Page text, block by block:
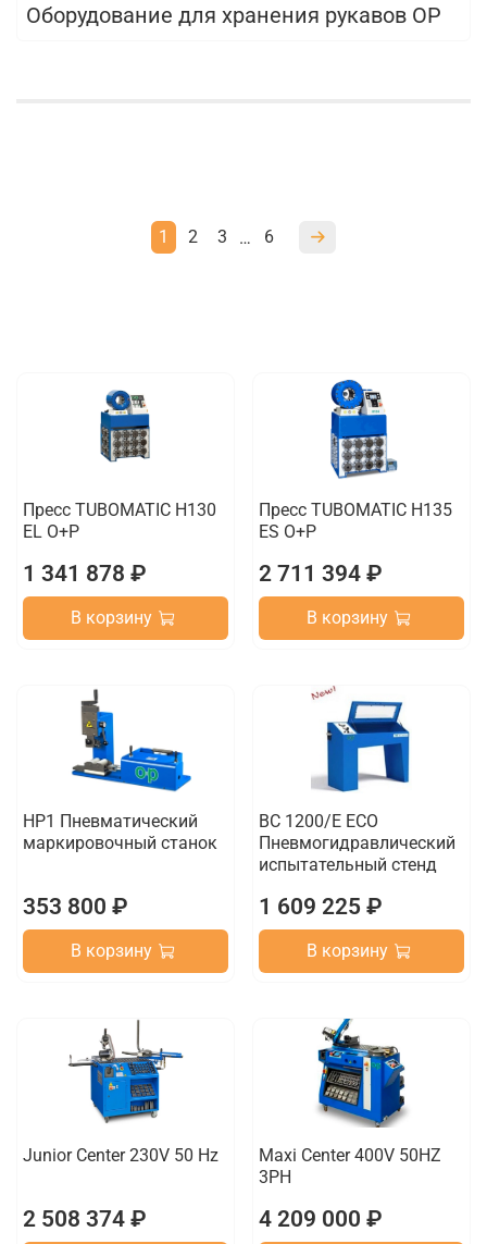
Оборудование для хранения рукавов OP
1 2 3 … 6
Пресс TUBOMATIC H130
EL O+P
1 341 878 ₽
В корзину
Пресс TUBOMATIC H135
ES O+P
2 711 394 ₽
В корзину
HP1 Пневматический
маркировочный станок
353 800 ₽
В корзину
BC 1200/E ECO
Пневмогидравлический
испытательный стенд
1 609 225 ₽
В корзину
Junior Center 230V 50 Hz
2 508 374 ₽
Maxi Center 400V 50HZ
3PH
4 209 000 ₽